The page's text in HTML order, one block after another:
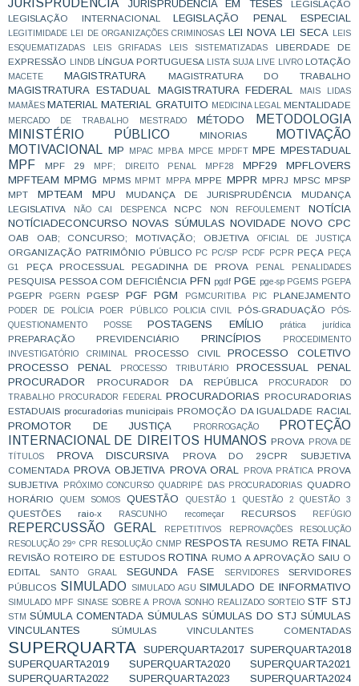
JURISPRUDENCIA JURISPRUDÊNCIA EM TESES
LEGISLAÇÃO
LEGISLAÇÃO INTERNACIONAL
LEGISLAÇÃO PENAL ESPECIAL
LEGITIMIDADE LEI DE ORGANIZAÇÕES CRIMINOSAS LEI NOVA LEI SECA
LEIS
ESQUEMATIZADAS
LEIS GRIFADAS LEIS SISTEMATIZADAS
LIBERDADE DE
EXPRESSÃO
LINDB LÍNGUA PORTUGUESA LISTA SUJA LIVE LIVRO LOTAÇÃO
MACETE MAGISTRATURA MAGISTRATURA DO TRABALHO
MAGISTRATURA ESTADUAL MAGISTRATURA FEDERAL
MAIS LIDAS
MAMÃES MATERIAL MATERIAL GRATUITO MEDICINA LEGAL MENTALIDADE
MERCADO DE TRABALHO MESTRADO MÉTODO
METODOLOGIA
MINISTÉRIO PÚBLICO
MINORIAS
MOTIVAÇÃO
MOTIVACIONAL
MP MPAC MPBA MPCE MPDFT MPE MPESTADUAL
MPF MPF 29 MPF; DIREITO PENAL MPF28 MPF29
MPFLOVERS
MPFTEAM MPMG MPMS MPMT MPPA MPPE MPPR MPRJ MPSC MPSP
MPT
MPTEAM MPU MUDANÇA DE JURISPRUDÊNCIA
MUDANÇA
LEGISLATIVA
NÃO CAI DESPENCA NCPC NON REFOULEMENT
NOTÍCIA
NOTÍCIADECONCURSO NOVAS SÚMULAS NOVIDADE NOVO CPC
OAB OAB; CONCURSO; MOTIVAÇÃO; OBJETIVA OFICIAL DE JUSTIÇA
ORGANIZAÇÃO PATRIMÔNIO PÚBLICO PC PC/SP PCDF PCPR PEÇA
PEÇA
G1
PEÇA PROCESSUAL PEGADINHA DE PROVA PENAL PENALIDADES
PESQUISA PESSOA COM DEFICIÊNCIA PFN pgdf PGE pge-sp PGEMS PGEPA
PGEPR PGERN PGESP PGF PGM PGMCURITIBA PIC PLANEJAMENTO
PODER DE POLÍCIA POER PÚBLICO POLICIA CIVIL PÓS-GRADUAÇÃO
PÓS-
QUESTIONAMENTO
POSSE POSTAGENS EMÍLIO prática jurídica
PREPARAÇÃO PREVIDENCIÁRIO PRINCÍPIOS
PROCEDIMENTO
INVESTIGATÓRIO CRIMINAL
PROCESSO CIVIL
PROCESSO COLETIVO
PROCESSO PENAL
PROCESSO TRIBUTÁRIO
PROCESSUAL PENAL
PROCURADOR
PROCURADOR DA REPÚBLICA
PROCURADOR DO
TRABALHO
PROCURADOR FEDERAL PROCURADORIAS PROCURADORIAS
ESTADUAIS procuradorias municipais PROMOÇÃO DA IGUALDADE RACIAL
PROMOTOR DE JUSTIÇA PRORROGAÇÃO
PROTEÇÃO
INTERNACIONAL DE DIREITOS HUMANOS PROVA
PROVA DE
TÍTULOS
PROVA DISCURSIVA
PROVA DO 29CPR SUBJETIVA
COMENTADA PROVA OBJETIVA PROVA ORAL PROVA PRÁTICA PROVA
SUBJETIVA
PRÓXIMO CONCURSO QUADRIPÉ DAS PROCURADORIAS
QUADRO
HORÁRIO
QUEM SOMOS QUESTÃO QUESTÃO 1 QUESTÃO 2 QUESTÃO 3
QUESTÕES raio-x RASCUNHO recomeçar RECURSOS REFÚGIO
REPERCUSSÃO GERAL REPETITIVOS REPROVAÇÕES
RESOLUÇÃO
RESOLUÇÃO 29º CPR
RESOLUÇÃO CNMP RESPOSTA RESUMO RETA FINAL
REVISÃO ROTEIRO DE ESTUDOS ROTINA RUMO A APROVAÇÃO SAIU O
EDITAL
SANTO GRAAL SEGUNDA FASE SERVIDORES
SERVIDORES
PÚBLICOS SIMULADO SIMULADO AGU SIMULADO DE INFORMATIVO
SIMULADO MPF SINASE SOBRE A PROVA SONHO REALIZADO SORTEIO STF STJ
STM SÚMULA COMENTADA SÚMULAS SÚMULAS DO STJ SÚMULAS
VINCULANTES
SÚMULAS VINCULANTES COMENTADAS
SUPERQUARTA SUPERQUARTA2017 SUPERQUARTA2018
SUPERQUARTA2019
SUPERQUARTA2020
SUPERQUARTA2021
SUPERQUARTA2022
SUPERQUARTA2023
SUPERQUARTA2024